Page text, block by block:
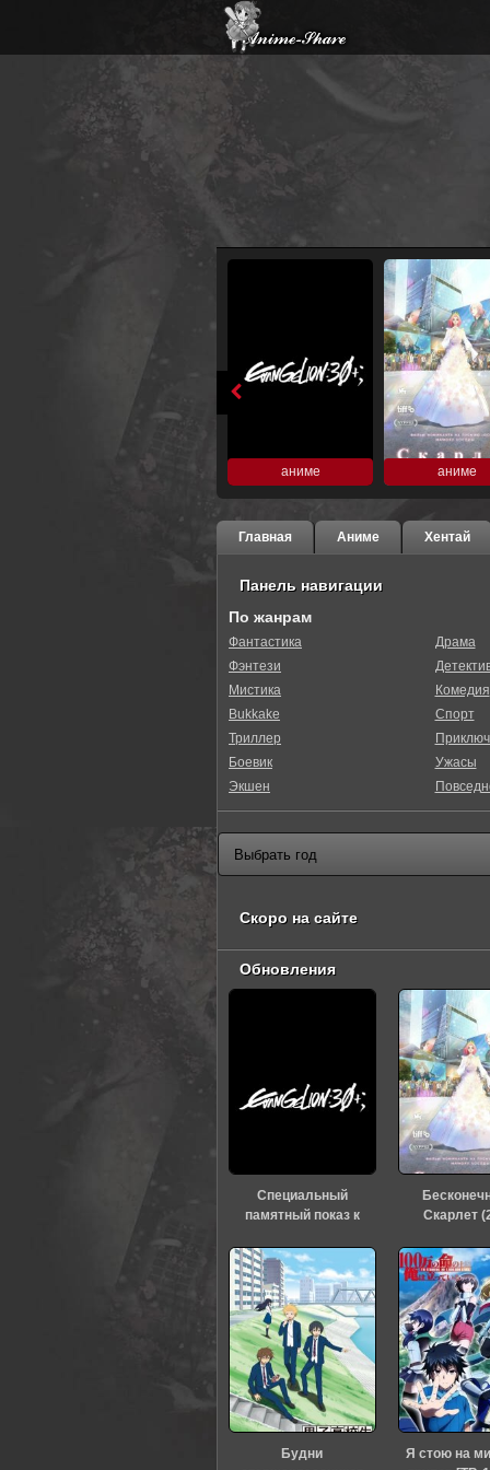
аниме аниме
Главная Аниме Хентай
Панель навигации
По жанрам
Фантастика
Фэнтези
Мистика
Bukkake
Триллер
Боевик
Экшен
Драма
Комедия
Спорт
Ужасы
Скоро на сайте
Обновления
Специальный
памятный показ к
«Евангелиона» (2026)
Скарлет
Будни
Я стою на